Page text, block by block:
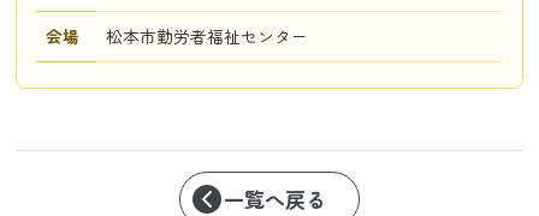
会場 松本市勤労者福祉センター
一覧へ戻る